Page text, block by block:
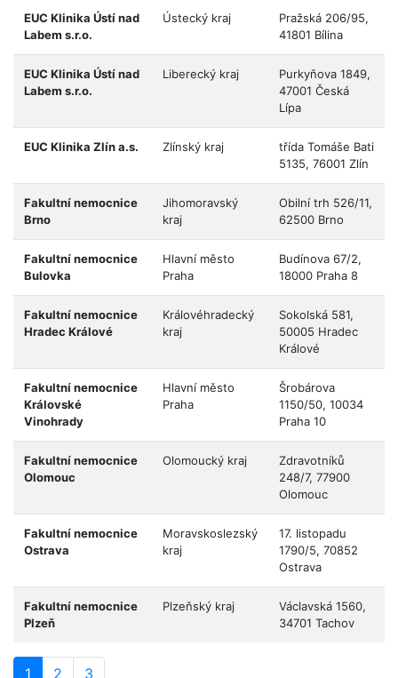
EUC Klinika Ústí nad
Labem s.r.o.
Ústecký kraj
Pražská 206/95,
41801 Bílina
EUC Klinika Ústí nad
Labem s.r.o.
Liberecký kraj
Purkyňova 1849,
47001 Česká
Lípa
EUC Klinika Zlín a.s. Zlínský kraj
třída Tomáše Bati
5135, 76001 Zlín
Fakultní nemocnice
Brno
Jihomoravský
kraj
Obilní trh 526/11,
62500 Brno
Fakultní nemocnice
Bulovka
Hlavní město
Praha
Budínova 67/2,
18000 Praha 8
Fakultní nemocnice
Hradec Králové
Královéhradecký
kraj
Sokolská 581,
50005 Hradec
Králové
Fakultní nemocnice
Královské
Vinohrady
Hlavní město
Praha
Šrobárova
1150/50, 10034
Praha 10
Fakultní nemocnice
Olomouc
Olomoucký kraj
Zdravotníků
248/7, 77900
Olomouc
Fakultní nemocnice
Ostrava
Moravskoslezský
kraj
17. listopadu
1790/5, 70852
Ostrava
Fakultní nemocnice
Plzeň
Plzeňský kraj
Václavská 1560,
34701 Tachov
1 2 3